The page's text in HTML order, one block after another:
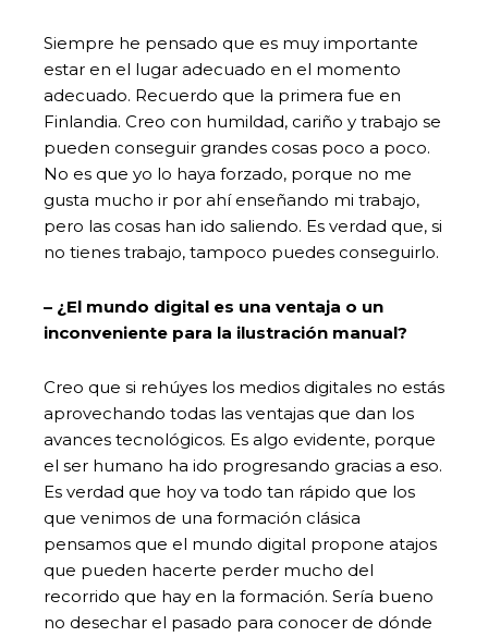
Siempre he pensado que es muy importante
estar en el lugar adecuado en el momento
adecuado. Recuerdo que la primera fue en
Finlandia. Creo con humildad, cariño y trabajo se
pueden conseguir grandes cosas poco a poco.
No es que yo lo haya forzado, porque no me
gusta mucho ir por ahí enseñando mi trabajo,
pero las cosas han ido saliendo. Es verdad que, si
no tienes trabajo, tampoco puedes conseguirlo.
– ¿El mundo digital es una ventaja o un
inconveniente para la ilustración manual?
Creo que si rehúyes los medios digitales no estás
aprovechando todas las ventajas que dan los
avances tecnológicos. Es algo evidente, porque
el ser humano ha ido progresando gracias a eso.
Es verdad que hoy va todo tan rápido que los
que venimos de una formación clásica
pensamos que el mundo digital propone atajos
que pueden hacerte perder mucho del
recorrido que hay en la formación. Sería bueno
no desechar el pasado para conocer de dónde